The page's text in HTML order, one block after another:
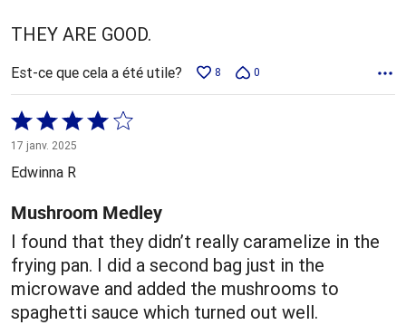
THEY ARE GOOD.
Est-ce que cela a été utile? 8 0
Coté
4 sur
5
17 janv. 2025
Edwinna R
Mushroom Medley
I found that they didn’t really caramelize in the
frying pan. I did a second bag just in the
microwave and added the mushrooms to
spaghetti sauce which turned out well.